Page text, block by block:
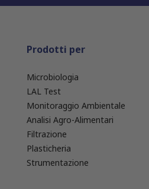
Prodotti per
Microbiologia
LAL Test
Monitoraggio Ambientale
Analisi Agro-Alimentari
Filtrazione
Plasticheria
Strumentazione